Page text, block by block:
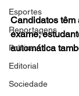
Esportes
Reportagens
Política
Editorial
Sociedade
Candidatos têm
exame;
automática